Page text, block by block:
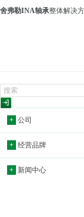
舍弗勒INA轴承整体解决
+ 公司
+ 经营品牌
+ 新闻中心